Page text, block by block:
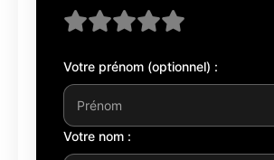
Votre prénom (optionnel) :
Votre nom :